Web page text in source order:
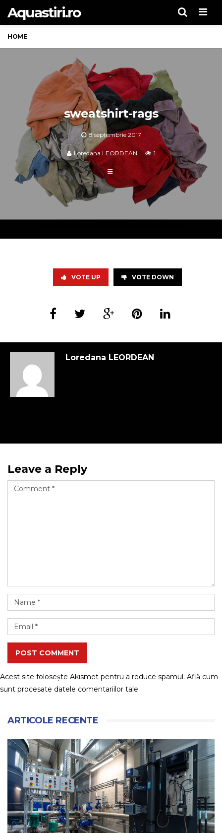
Aquastiri.ro
HOME
sweatshirt-rags
8 septembrie 2017
Loredana LEORDEAN 1
VOTE UP VOTE DOWN
Loredana LEORDEAN
Leave a Reply
POST COMMENT
Acest site folosește Akismet pentru a reduce spamul. Află cum
sunt procesate datele comentariilor tale.
ARTICOLE RECENTE